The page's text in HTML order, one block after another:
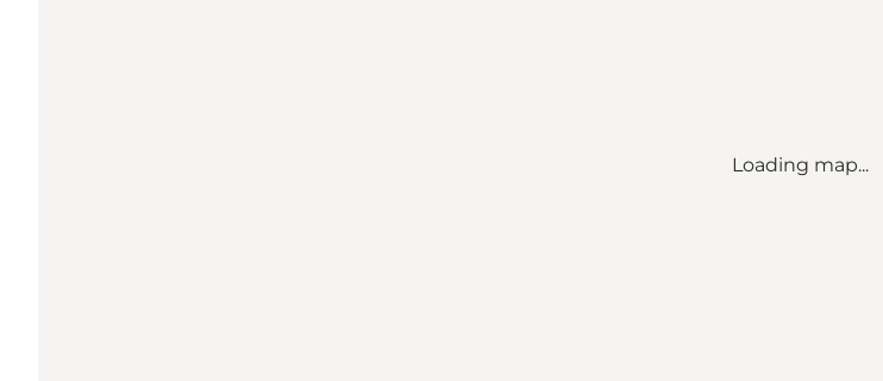
Loading map...